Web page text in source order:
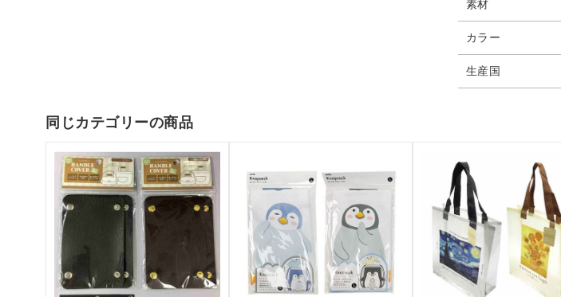
素材
カラー
生産国
同じカテゴリーの商品